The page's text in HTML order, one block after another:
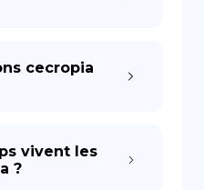
cecropia
vivent les
?